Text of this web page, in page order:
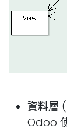
資料層
Odoo